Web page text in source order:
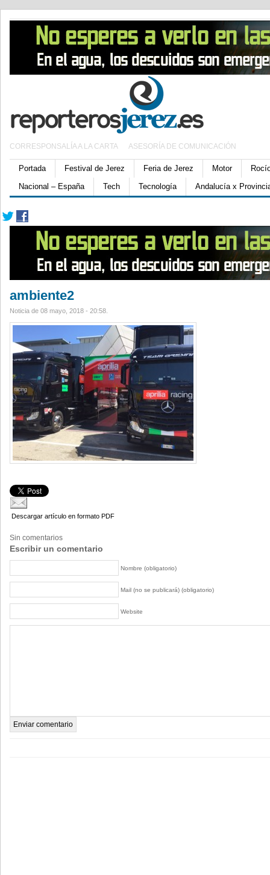
CORRESPONSALÍA A LA CARTA ASESORÍA DE COMUNICACIÓN
Portada Festival de Jerez Feria de Jerez Motor
Nacional – España
Tech Tecnología Andalucía x
ambiente2
Noticia de 08 mayo, 2018 - 20:58.
Descargar artículo en formato PDF
Sin comentarios
Escribir un comentario
Nombre (obligatorio)
Mail (no se publicará) (obligatorio)
Website